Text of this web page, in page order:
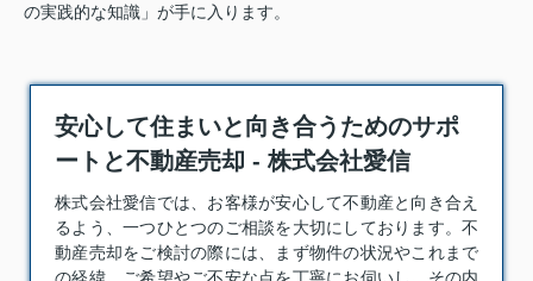
の実践的な知識」が手に入ります。
安心して住まいと向き合うためのサポ
ートと不動産売却 - 株式会社愛信
株式会社愛信では、お客様が安心して不動産と向き合え
るよう、一つひとつのご相談を大切にしております。 不
動産売却をご検討の際には、まず物件の状況やこれまで
の経緯、ご希望やご不安な点を丁寧にお伺いし、その内